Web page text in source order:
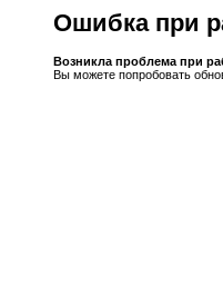
Ошибка при
Возникла проблема при
Вы можете попробовать